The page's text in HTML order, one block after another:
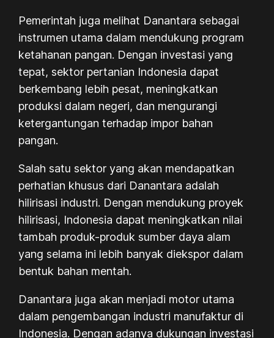
Pemerintah juga melihat Danantara sebagai
instrumen utama dalam mendukung program
ketahanan pangan. Dengan investasi yang
tepat, sektor pertanian Indonesia dapat
berkembang lebih pesat, meningkatkan
produksi dalam negeri, dan mengurangi
ketergantungan terhadap impor bahan
pangan.
Salah satu sektor yang akan mendapatkan
perhatian khusus dari Danantara adalah
hilirisasi industri. Dengan mendukung proyek
hilirisasi, Indonesia dapat meningkatkan nilai
tambah produk-produk sumber daya alam
yang selama ini lebih banyak diekspor dalam
bentuk bahan mentah.
Danantara juga akan menjadi motor utama
dalam pengembangan industri manufaktur di
Indonesia. Dengan adanya dukungan investasi